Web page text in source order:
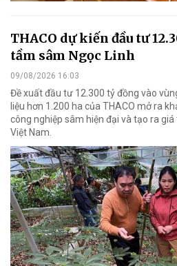
THACO dự kiến đầu tư
tầm sâm Ngọc Linh
09/08/2026 16:03
Đề xuất đầu tư 12.300 tỷ đồng vào
liệu hơn 1.200 ha của THACO mở ra
công nghiệp sâm hiện đại và tạo ra
Việt Nam.